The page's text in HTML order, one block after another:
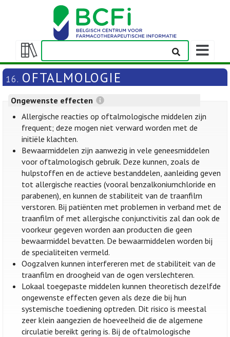
Weergeven/verbergen
inhoudstafel
16. OFTALMOLOGIE
Ongewenste effecten
Allergische reacties op oftalmologische middelen zijn
frequent; deze mogen niet verward worden met de
initiële klachten.
Bewaarmiddelen zijn aanwezig in vele geneesmiddelen
voor oftalmologisch gebruik. Deze kunnen, zoals de
hulpstoffen en de actieve bestanddelen, aanleiding geven
tot allergische reacties (vooral benzalkoniumchloride en
parabenen), en kunnen de stabiliteit van de traanfilm
verstoren. Bij patiënten met problemen in verband met de
traanfilm of met allergische conjunctivitis zal dan ook de
voorkeur gegeven worden aan producten die geen
bewaarmiddel bevatten. De bewaarmiddelen worden bij
de specialiteiten vermeld.
Oogzalven kunnen interfereren met de stabiliteit van de
traanfilm en droogheid van de ogen verslechteren.
Lokaal toegepaste middelen kunnen theoretisch dezelfde
ongewenste effecten geven als deze die bij hun
systemische toediening optreden. Dit risico is meestal
zeer klein aangezien de hoeveelheid die de algemene
circulatie bereikt gering is. Bij de oftalmologische